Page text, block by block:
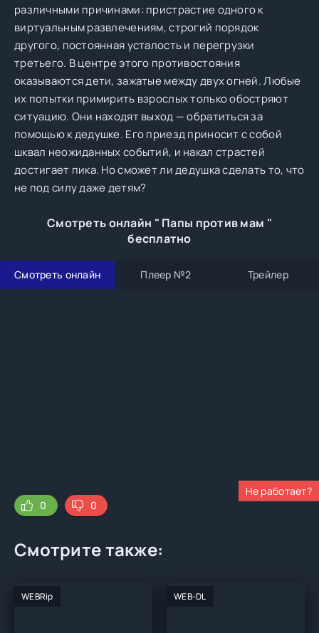
различными причинами: пристрастие одного к
виртуальным развлечениям, строгий порядок
другого, постоянная усталость и перегрузки
третьего. В центре этого противостояния
оказываются дети, зажатые между двух огней. Любые
их попытки примирить взрослых только обостряют
ситуацию. Они находят выход — обратиться за
помощью к дедушке. Его приезд приносит с собой
шквал неожиданных событий, и накал страстей
достигает пика. Но сможет ли дедушка сделать то, что
не под силу даже детям?
Смотреть онлайн " Папы против мам "
бесплатно
Смотреть онлайн Плеер №2 Трейлер
Не работает?
0
0
Смотрите также:
WEBRip WEB-DL